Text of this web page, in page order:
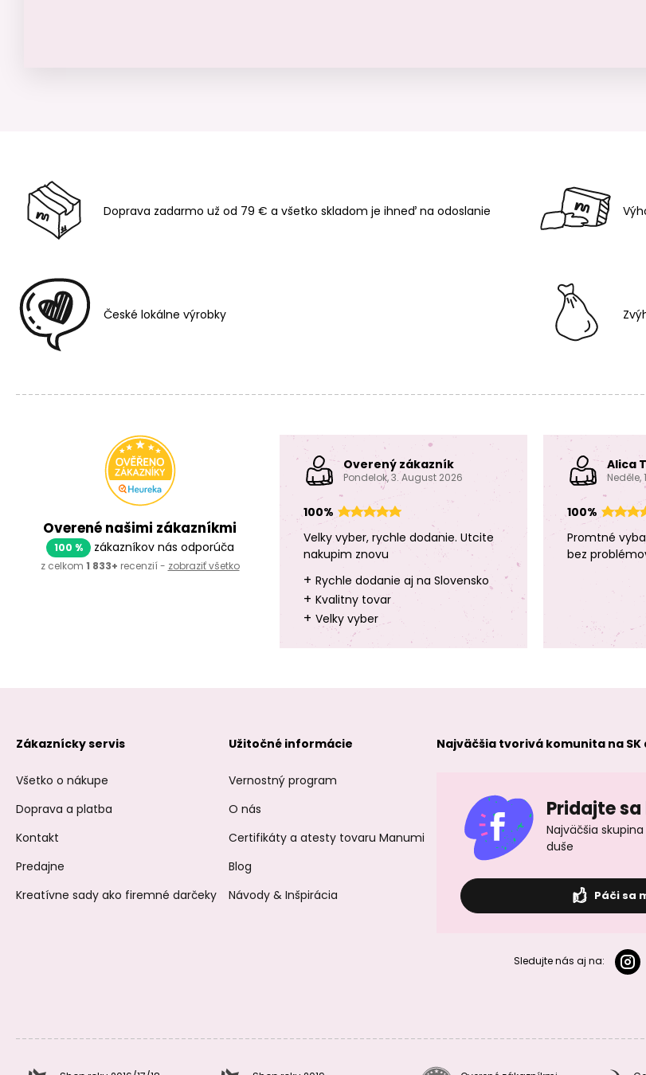
Doprava zadarmo už od 79 € a všetko skladom je ihneď na odoslanie
České lokálne výrobky
Overené našimi zákazníkmi
100 % zákazníkov nás odporúča
z celkom 1 833+ recenzií - zobraziť všetko
Overený zákazník
Pondelok, 3. August 2026
100%
Velky vyber, rychle dodanie. Utcite
nakupim znovu
+ Rychle dodanie aj na Slovensko
+ Kvalitny tovar
+ Velky vyber
Alica
Neděle,
100%
Promtné
bez
Zákaznícky servis
Všetko o nákupe
Doprava a platba
Kontakt
Predajne
Kreatívne sady ako firemné darčeky
Užitočné informácie
Vernostný program
O nás
Certifikáty a atesty tovaru Manumi
Blog
Návody & Inšpirácia
Najväčšia tvorivá komunita na SK
Pridajte
Najväčšia
duše
Páči sa
Sledujte nás aj na: